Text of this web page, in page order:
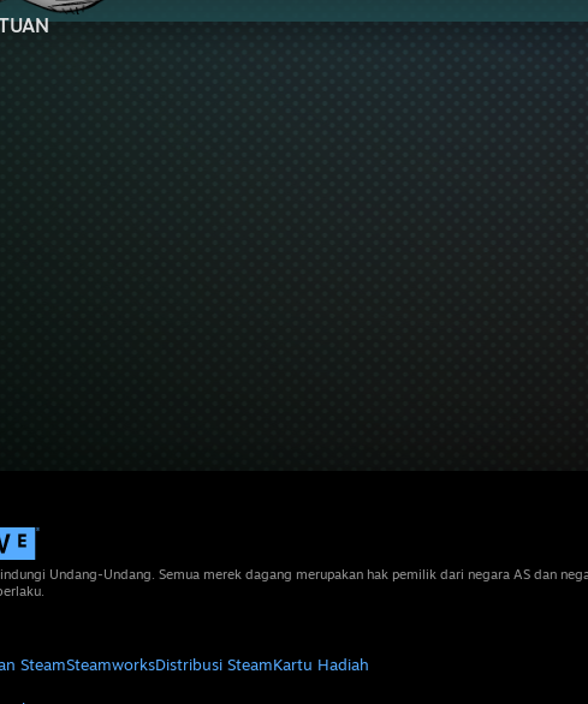
Undang-Undang. Semua merek dagang merupakan hak pemilik dari negara AS dan
SteamSteamworksDistribusi SteamKartu Hadiah